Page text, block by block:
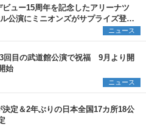
ュー15周年を記念したアリーナツ
公演にミニオンズがサプライズ登
国ホールツアーの開催が決定ニュース
回目の武道館公演で祝福 9月より開
始
ニュース
定＆2年ぶりの日本全国17カ所18公